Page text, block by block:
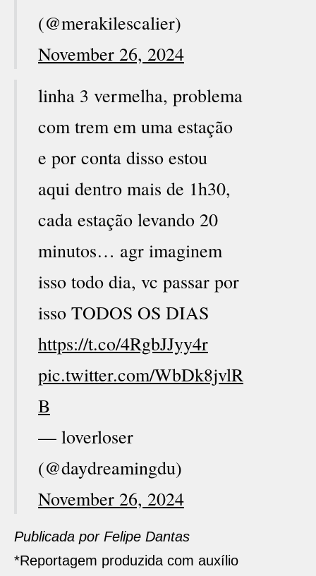
(@merakilescalier)
November 26, 2024
linha 3 vermelha, problema
com trem em uma estação
e por conta disso estou
aqui dentro mais de 1h30,
cada estação levando 20
minutos… agr imaginem
isso todo dia, vc passar por
isso TODOS OS DIAS
https://t.co/4RgbJJyy4r
pic.twitter.com/WbDk8jvlR
B
— loverloser
(@daydreamingdu)
November 26, 2024
Publicada por Felipe Dantas
*Reportagem produzida com auxílio